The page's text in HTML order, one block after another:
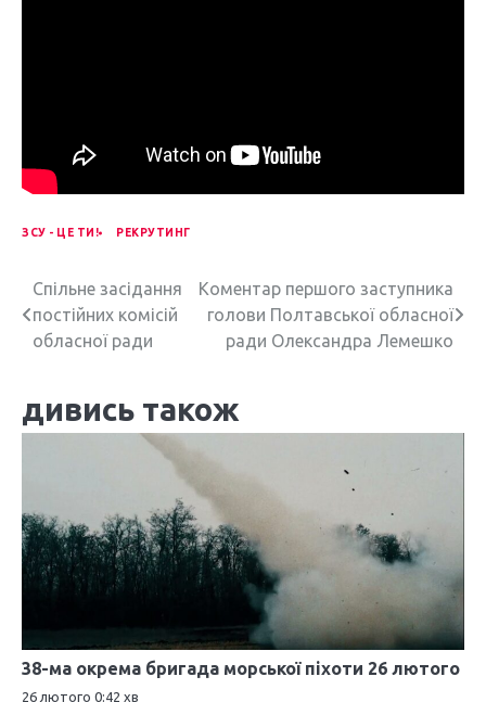
ЗСУ - ЦЕ ТИ! РЕКРУТИНГ
Н
а
і
ц
і
з
а
Спільне засідання
постійних комісій
обласної ради
Коментар першого заступника
голови Полтавської обласної
ради Олександра Лемешко
дивись також
38-ма окрема бригада морської піхоти 26 лютого
26 лютого 0:42 хв